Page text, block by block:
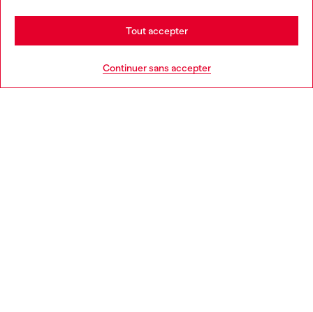
Continuer sans accepter
Tout accepter